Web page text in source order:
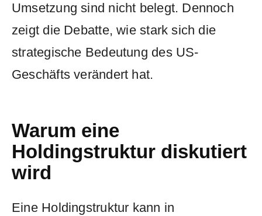
Umsetzung sind nicht belegt. Dennoch
zeigt die Debatte, wie stark sich die
strategische Bedeutung des US-
Geschäfts verändert hat.
Warum eine
Holdingstruktur diskutiert
wird
Eine Holdingstruktur kann in